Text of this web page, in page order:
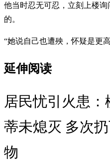
他当时忍无可忍，立刻上楼
的。
“她说自己也遭殃，怀疑是更
延伸阅读
居民忧引火患：
蒂未熄灭 多次
物